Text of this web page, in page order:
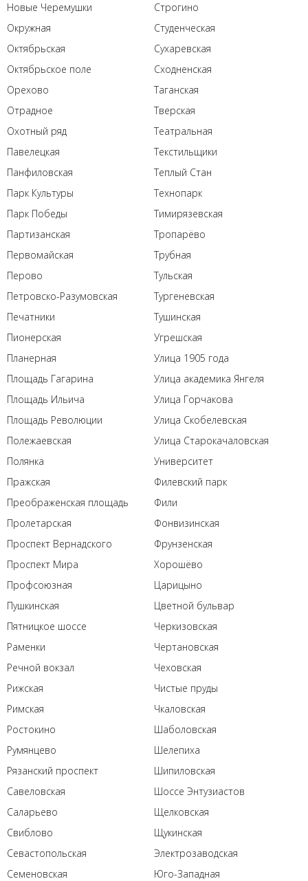
Новые Черемушки
Окружная
Октябрьская
Октябрьское поле
Орехово
Отрадное
Охотный ряд
Павелецкая
Панфиловская
Парк Культуры
Парк Победы
Партизанская
Первомайская
Перово
Петровско-Разумовская
Печатники
Пионерская
Планерная
Площадь Гагарина
Площадь Ильича
Площадь Революции
Полежаевская
Полянка
Пражская
Преображенская площадь
Пролетарская
Проспект Вернадского
Проспект Мира
Профсоюзная
Пушкинская
Пятницкое шоссе
Раменки
Речной вокзал
Рижская
Римская
Ростокино
Румянцево
Рязанский проспект
Савеловская
Саларьево
Свиблово
Севастопольская
Семеновская
Строгино
Студенческая
Сухаревская
Сходненская
Таганская
Тверская
Театральная
Текстильщики
Теплый Стан
Технопарк
Тимирязевская
Тропарёво
Трубная
Тульская
Тургеневская
Тушинская
Угрешская
Улица 1905 года
Улица академика Янгеля
Улица Горчакова
Улица Скобелевская
Улица Старокачаловская
Университет
Филевский парк
Фили
Фонвизинская
Фрунзенская
Хорошёво
Царицыно
Цветной бульвар
Черкизовская
Чертановская
Чеховская
Чистые пруды
Чкаловская
Шаболовская
Шелепиха
Шипиловская
Шоссе Энтузиастов
Щелковская
Щукинская
Электрозаводская
Юго-Западная